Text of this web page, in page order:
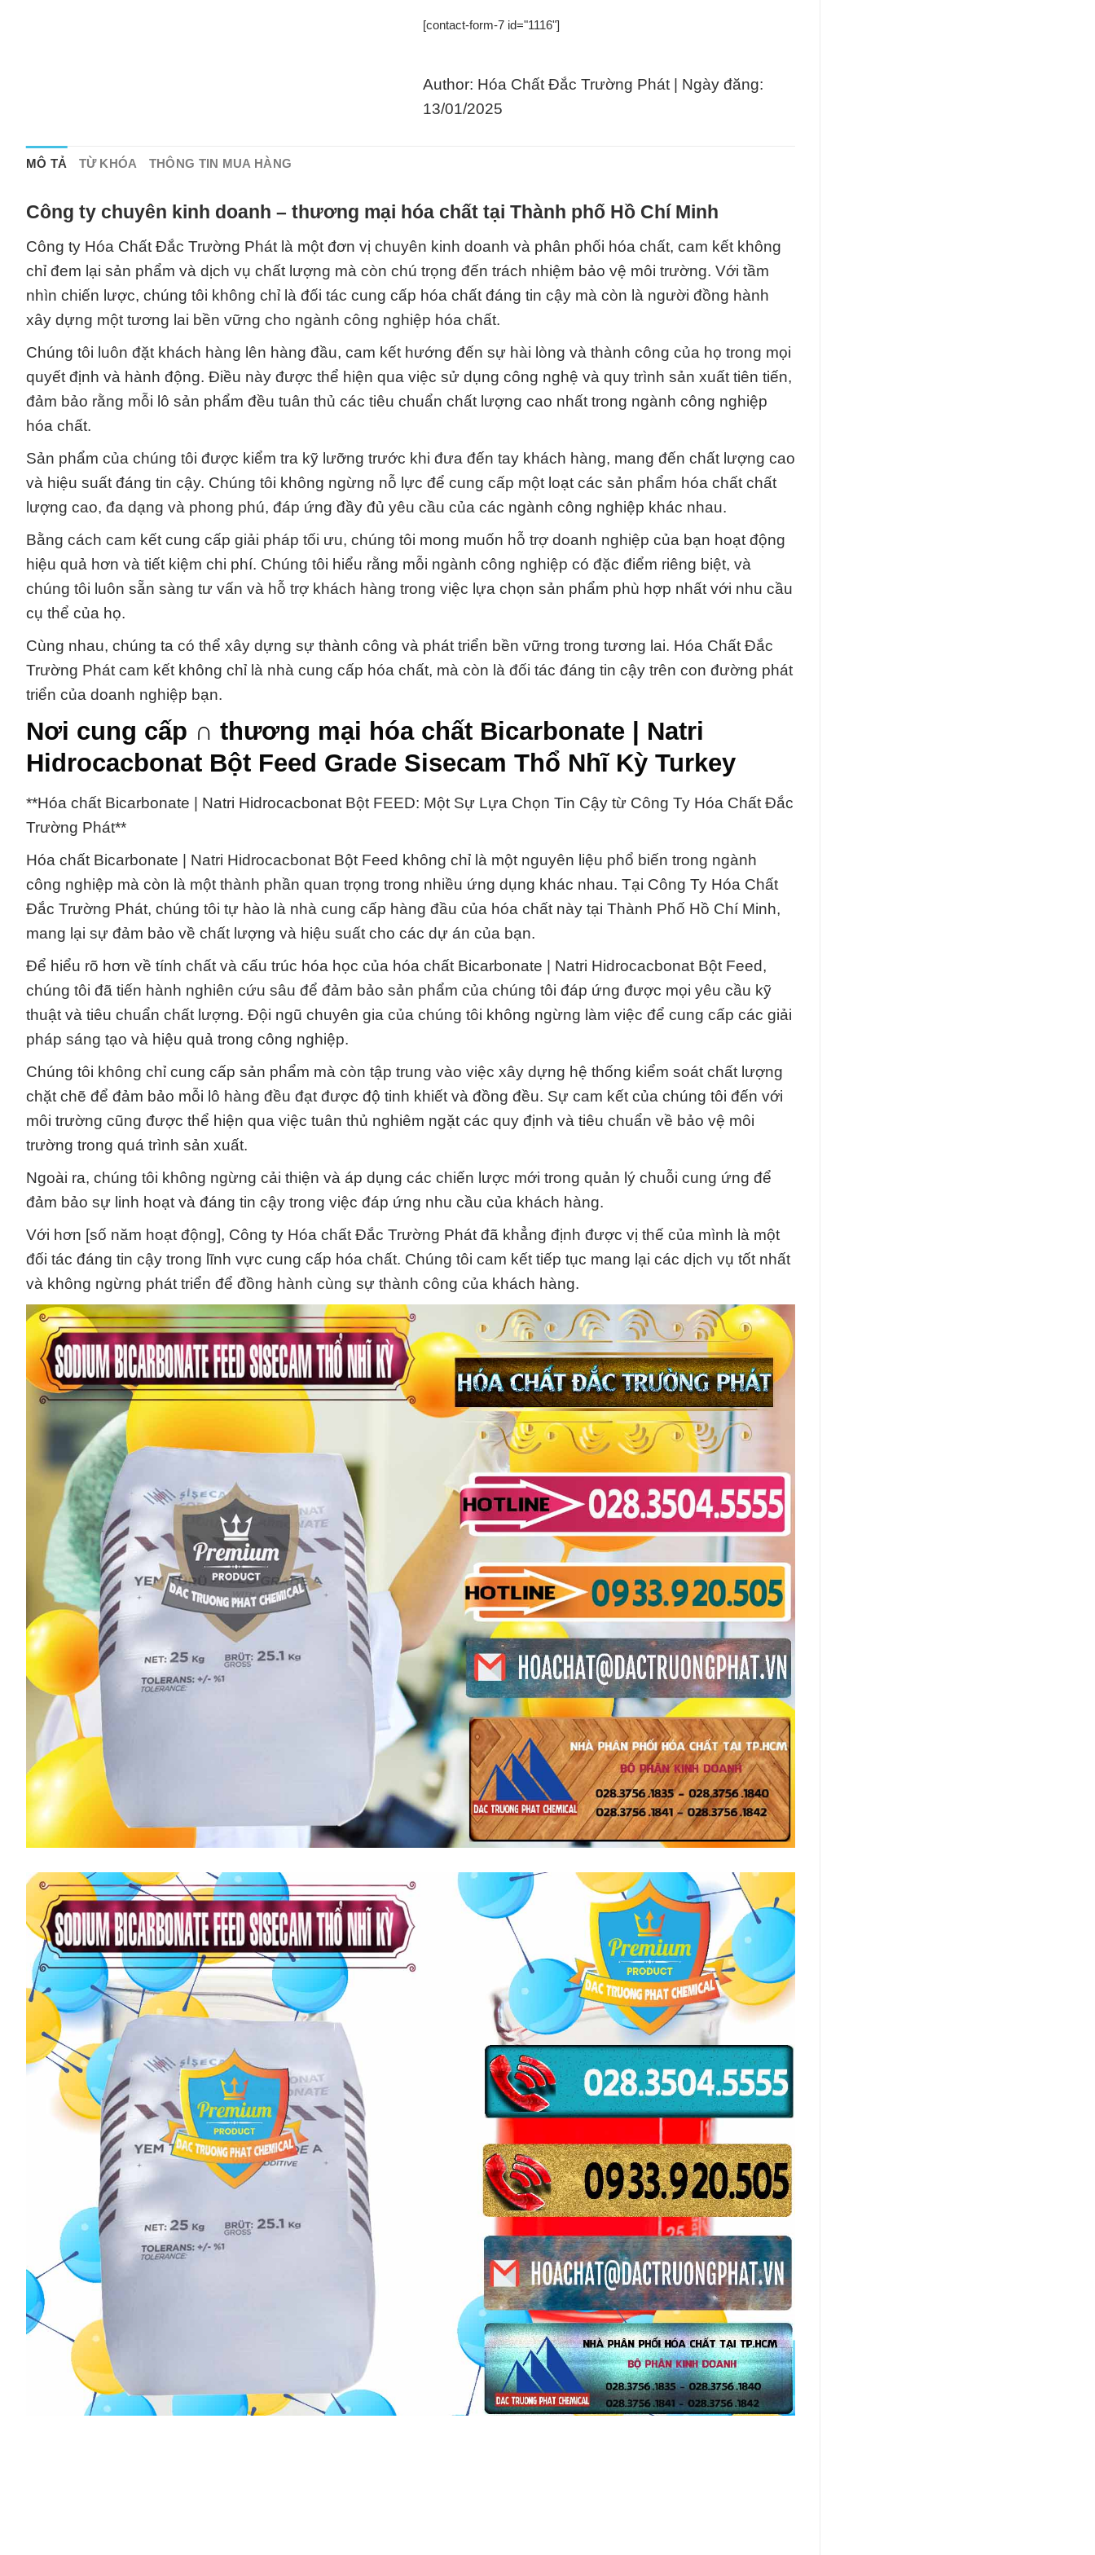
[contact-form-7 id="1116"]
Author: Hóa Chất Đắc Trường Phát | Ngày đăng:
13/01/2025
MÔ TẢ TỪ KHÓA THÔNG TIN MUA HÀNG
Công ty chuyên kinh doanh – thương mại hóa chất tại Thành phố Hồ Chí Minh
Công ty Hóa Chất Đắc Trường Phát là một đơn vị chuyên kinh doanh và phân phối hóa chất, cam kết không
chỉ đem lại sản phẩm và dịch vụ chất lượng mà còn chú trọng đến trách nhiệm bảo vệ môi trường. Với tầm
nhìn chiến lược, chúng tôi không chỉ là đối tác cung cấp hóa chất đáng tin cậy mà còn là người đồng hành
xây dựng một tương lai bền vững cho ngành công nghiệp hóa chất.
Chúng tôi luôn đặt khách hàng lên hàng đầu, cam kết hướng đến sự hài lòng và thành công của họ trong mọi
quyết định và hành động. Điều này được thể hiện qua việc sử dụng công nghệ và quy trình sản xuất tiên tiến,
đảm bảo rằng mỗi lô sản phẩm đều tuân thủ các tiêu chuẩn chất lượng cao nhất trong ngành công nghiệp
hóa chất.
Sản phẩm của chúng tôi được kiểm tra kỹ lưỡng trước khi đưa đến tay khách hàng, mang đến chất lượng cao
và hiệu suất đáng tin cậy. Chúng tôi không ngừng nỗ lực để cung cấp một loạt các sản phẩm hóa chất chất
lượng cao, đa dạng và phong phú, đáp ứng đầy đủ yêu cầu của các ngành công nghiệp khác nhau.
Bằng cách cam kết cung cấp giải pháp tối ưu, chúng tôi mong muốn hỗ trợ doanh nghiệp của bạn hoạt động
hiệu quả hơn và tiết kiệm chi phí. Chúng tôi hiểu rằng mỗi ngành công nghiệp có đặc điểm riêng biệt, và
chúng tôi luôn sẵn sàng tư vấn và hỗ trợ khách hàng trong việc lựa chọn sản phẩm phù hợp nhất với nhu cầu
cụ thể của họ.
Cùng nhau, chúng ta có thể xây dựng sự thành công và phát triển bền vững trong tương lai. Hóa Chất Đắc
Trường Phát cam kết không chỉ là nhà cung cấp hóa chất, mà còn là đối tác đáng tin cậy trên con đường phát
triển của doanh nghiệp bạn.
Nơi cung cấp ∩ thương mại hóa chất Bicarbonate | Natri
Hidrocacbonat Bột Feed Grade Sisecam Thổ Nhĩ Kỳ Turkey
**Hóa chất Bicarbonate | Natri Hidrocacbonat Bột FEED: Một Sự Lựa Chọn Tin Cậy từ Công Ty Hóa Chất Đắc
Trường Phát**
Hóa chất Bicarbonate | Natri Hidrocacbonat Bột Feed không chỉ là một nguyên liệu phổ biến trong ngành
công nghiệp mà còn là một thành phần quan trọng trong nhiều ứng dụng khác nhau. Tại Công Ty Hóa Chất
Đắc Trường Phát, chúng tôi tự hào là nhà cung cấp hàng đầu của hóa chất này tại Thành Phố Hồ Chí Minh,
mang lại sự đảm bảo về chất lượng và hiệu suất cho các dự án của bạn.
Để hiểu rõ hơn về tính chất và cấu trúc hóa học của hóa chất Bicarbonate | Natri Hidrocacbonat Bột Feed,
chúng tôi đã tiến hành nghiên cứu sâu để đảm bảo sản phẩm của chúng tôi đáp ứng được mọi yêu cầu kỹ
thuật và tiêu chuẩn chất lượng. Đội ngũ chuyên gia của chúng tôi không ngừng làm việc để cung cấp các giải
pháp sáng tạo và hiệu quả trong công nghiệp.
Chúng tôi không chỉ cung cấp sản phẩm mà còn tập trung vào việc xây dựng hệ thống kiểm soát chất lượng
chặt chẽ để đảm bảo mỗi lô hàng đều đạt được độ tinh khiết và đồng đều. Sự cam kết của chúng tôi đến với
môi trường cũng được thể hiện qua việc tuân thủ nghiêm ngặt các quy định và tiêu chuẩn về bảo vệ môi
trường trong quá trình sản xuất.
Ngoài ra, chúng tôi không ngừng cải thiện và áp dụng các chiến lược mới trong quản lý chuỗi cung ứng để
đảm bảo sự linh hoạt và đáng tin cậy trong việc đáp ứng nhu cầu của khách hàng.
Với hơn [số năm hoạt động], Công ty Hóa chất Đắc Trường Phát đã khẳng định được vị thế của mình là một
đối tác đáng tin cậy trong lĩnh vực cung cấp hóa chất. Chúng tôi cam kết tiếp tục mang lại các dịch vụ tốt nhất
và không ngừng phát triển để đồng hành cùng sự thành công của khách hàng.